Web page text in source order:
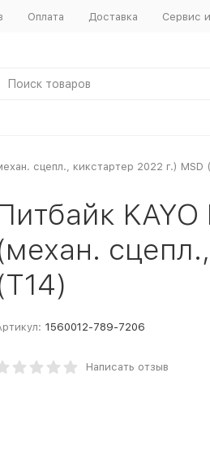
Оплата Доставка Сервис
сцепл., кикстартер 2022 г.) MSD
KAYO
1560012-789-7206
Написать отзыв